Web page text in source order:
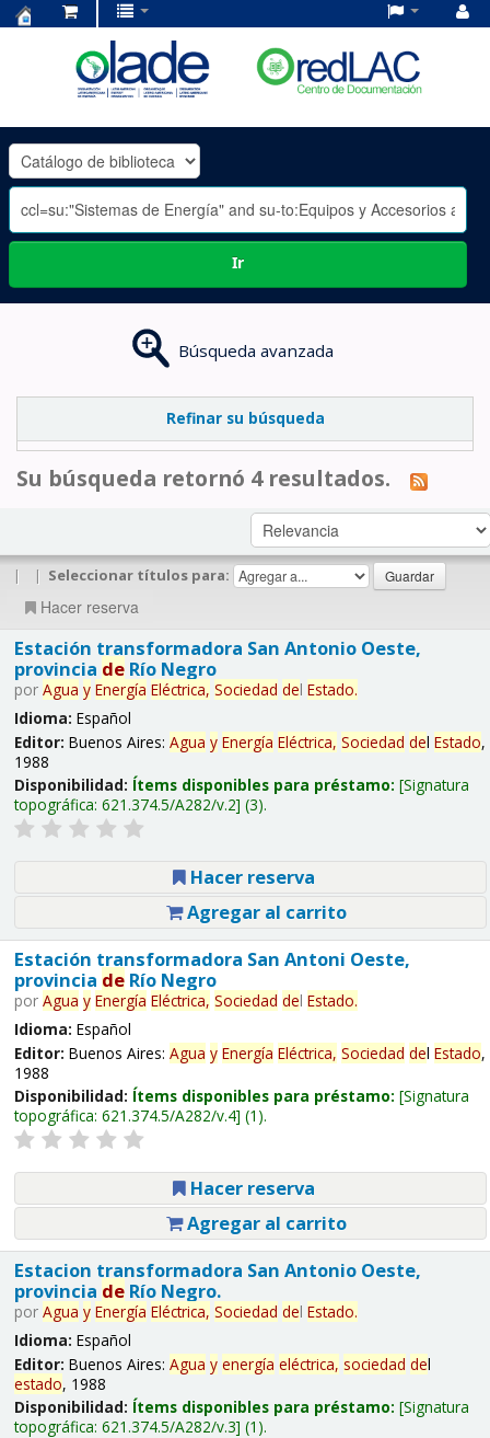
OLADE
-
Ir
Búsqueda avanzada
Refinar su búsqueda
Su búsqueda retornó 4 resultados.
| | Seleccionar títulos para:
Hacer reserva
Estación transformadora San Antonio Oeste,
provincia deRío Negro
por Agua y Energía Eléctrica, Sociedad del Estado.
Idioma: Español
Editor: Buenos Aires: Agua y Energía Eléctrica, Sociedad del Estado,
1988
Disponibilidad: Ítems disponibles para préstamo: Signatura
topográfica: 621.374.5/A282/v.2 (3).
Hacer reserva
Agregar al carrito
Estación transformadora San Antoni Oeste,
provincia deRío Negro
por Agua y Energía Eléctrica, Sociedad del Estado.
Idioma: Español
Editor: Buenos Aires: Agua y Energía Eléctrica, Sociedad del Estado,
1988
Disponibilidad: Ítems disponibles para préstamo: Signatura
topográfica: 621.374.5/A282/v.4 (1).
Hacer reserva
Agregar al carrito
Estacion transformadora San Antonio Oeste,
provincia deRío Negro.
por Agua y Energía Eléctrica, Sociedad del Estado.
Idioma: Español
Editor: Buenos Aires: Agua y energía eléctrica, sociedad del
estado, 1988
Disponibilidad: Ítems disponibles para préstamo: Signatura
topográfica: 621.374.5/A282/v.3 (1).